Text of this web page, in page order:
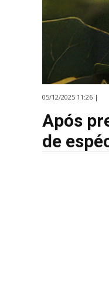
05/12/2025 11:26 |
Após
de